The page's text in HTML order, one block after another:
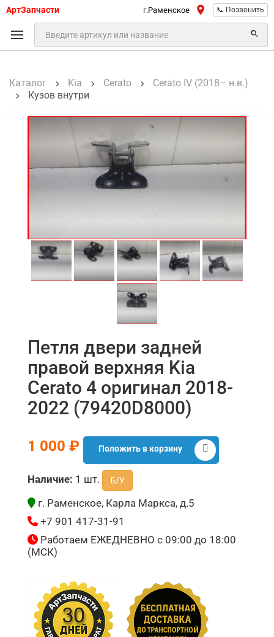
АртЗапчасти г.Раменское 📞 Позвонить
Каталог Kia Cerato
Cerato IV (2018– н.в.)
Кузов внутри
Петля двери задней
правой верхняя Kia
Cerato 4 оригинал 2018-
2022 (79420D8000)
1 000 ₽ Положить в корзину
Наличие: 1 шт. Б/У
г. Раменское, Карла Маркса, д.5
+7 901 417-31-91
Работаем ЕЖЕДНЕВНО с 09:00 до 18:00
(МСК)